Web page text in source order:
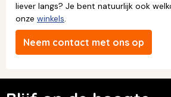
liever langs? Je bent natuurlijk ook
onze winkels.
Neem contact met ons op